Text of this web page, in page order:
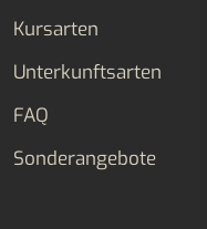
Kursarten
Unterkunftsarten
FAQ
Sonderangebote